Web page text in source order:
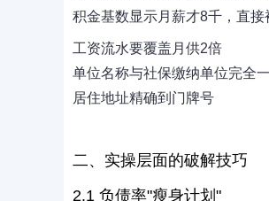
积金基数显示月薪才8千，直接
工资流水要覆盖月供2倍
单位名称与社保缴纳单位完全
居住地址精确到门牌号
二、实操层面的破解技巧
2.1 负债率"瘦身计划"